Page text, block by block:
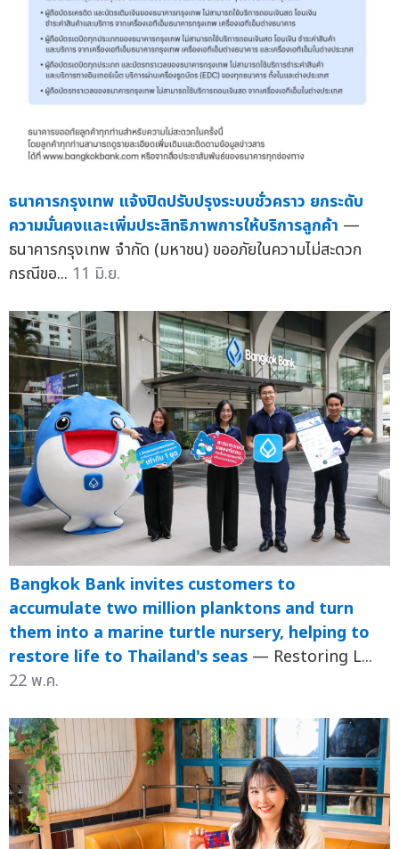
ธนาคารกรุงเทพ แจ้งปิดปรับปรุงระบบชั่วคราว ยกระดับ
ความมั่นคงและเพิ่มประสิทธิภาพการให้บริการลูกค้า —
ธนาคารกรุงเทพ จำกัด (มหาชน) ขออภัยในความไม่สะดวก
กรณีขอ... 11 มิ.ย.
Bangkok Bank invites customers to
accumulate two million planktons and turn
them into a marine turtle nursery, helping to
restore life to Thailand's seas — Restoring L...
22 พ.ค.